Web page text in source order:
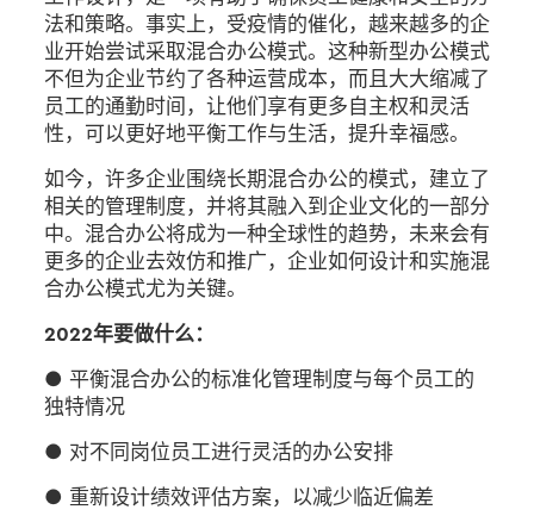
法和策略。事实上，受疫情的催化，越来越多的企
业开始尝试采取混合办公模式。这种新型办公模式
不但为企业节约了各种运营成本，而且大大缩减了
员工的通勤时间，让他们享有更多自主权和灵活
性，可以更好地平衡工作与生活，提升幸福感。
如今，许多企业围绕长期混合办公的模式，建立了
相关的管理制度，并将其融入到企业文化的一部分
中。混合办公将成为一种全球性的趋势，未来会有
更多的企业去效仿和推广，企业如何设计和实施混
合办公模式尤为关键。
2022年要做什么：
● 平衡混合办公的标准化管理制度与每个员工的
独特情况
● 对不同岗位员工进行灵活的办公安排
● 重新设计绩效评估方案，以减少临近偏差